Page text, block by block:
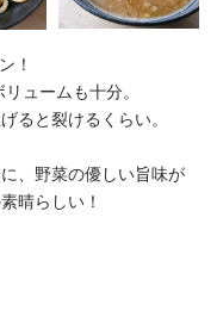
！
ュームも十分。
ると裂けるくらい。
、野菜の優しい旨味が
晴らしい！